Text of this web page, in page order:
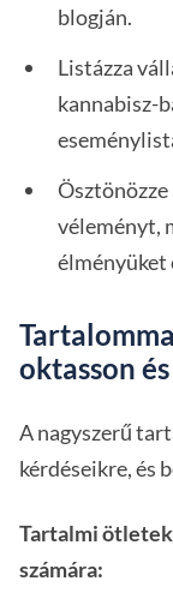
blogján.
Listázza
kannabisz-
Ösztönözze
véleményt,
élményüket
oktasson
A nagyszerű
kérdéseikre, és
Tartalmi
számára: